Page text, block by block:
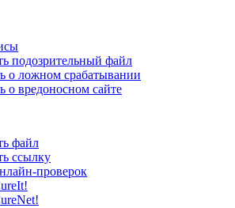
подозрительный файл
о ложном срабатывании
о вредоносном сайте
файл
ссылку
проверок